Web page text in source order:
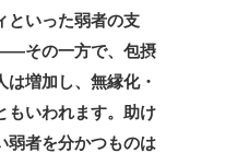
といった弱者の支
その一方で、包摂
増加し、無縁化・
もいわれます。助け
弱者を分かつものは